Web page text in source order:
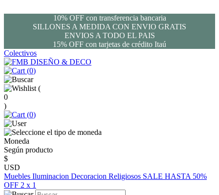
10% OFF con transferencia bancaria
SILLONES A MEDIDA CON ENVIO GRATIS
ENVIOS A TODO EL PAIS
15% OFF con tarjetas de crédito Itaú
Colectivos
(0)
(
0
)
(0)
Moneda
Según producto
$
USD
Muebles Iluminacion Decoracion Religiosos SALE HASTA 50%
OFF 2 x 1